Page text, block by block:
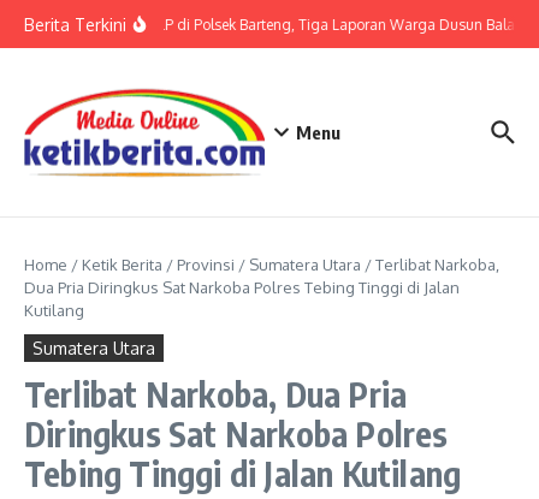
Berita TerkiniTerkait LP di Polsek Barteng, Tiga Laporan Warga Dusun Balaka
Menu
Home / Ketik Berita / Provinsi / Sumatera Utara /Terlibat Narkoba,
Dua Pria Diringkus Sat Narkoba Polres Tebing Tinggi di Jalan
Kutilang
Sumatera Utara
Terlibat Narkoba, Dua Pria
Diringkus Sat Narkoba Polres
Tebing Tinggi di Jalan Kutilang